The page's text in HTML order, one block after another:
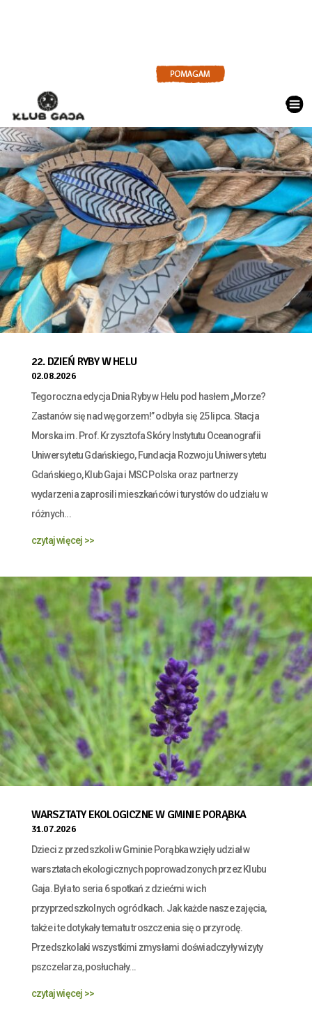
22. DZIEŃ RYBY W HELU
02.08.2026
Tegoroczna edycja Dnia Ryby w Helu pod hasłem „Morze?
Zastanów się nad węgorzem!” odbyła się 25 lipca. Stacja
Morska im. Prof. Krzysztofa Skóry Instytutu Oceanografii
Uniwersytetu Gdańskiego, Fundacja Rozwoju Uniwersytetu
Gdańskiego, Klub Gaja i MSC Polska oraz partnerzy
wydarzenia zaprosili mieszkańców i turystów do udziału w
różnych...
czytaj więcej >>
WARSZTATY EKOLOGICZNE W GMINIE PORĄBKA
31.07.2026
Dzieci z przedszkoli w Gminie Porąbka wzięły udział w
warsztatach ekologicznych poprowadzonych przez Klubu
Gaja. Była to seria 6 spotkań z dziećmi w ich
przyprzedszkolnych ogródkach. Jak każde nasze zajęcia,
także i te dotykały tematu troszczenia się o przyrodę.
Przedszkolaki wszystkimi zmysłami doświadczyły wizyty
pszczelarza, posłuchały...
czytaj więcej >>